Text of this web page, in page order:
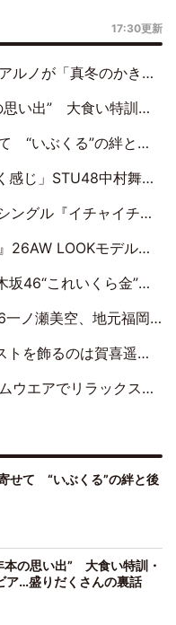
17:30更新
縁の裏にあるのは、逆境をともに“凌”ぐ似た者同士の絆
画・制服グラビア…盛りだくさんの裏話
の絆と後輩・龍頭綺音の決意
村舞、新しい挑戦は自らの手で
ーメーションは『日向坂で会いましょう』にて発表
LOOKモデルに就任
延長中は今回もわちゃわちゃ全開
んべい25周年トップサポーター』に就任
「5年分大人になった私を見ていただけたら」
アを見て成長を感じていただけるとうれしい」
せて “いぶくる”の絆と後
の思い出” 大食い特訓・
ア…盛りだくさんの裏話